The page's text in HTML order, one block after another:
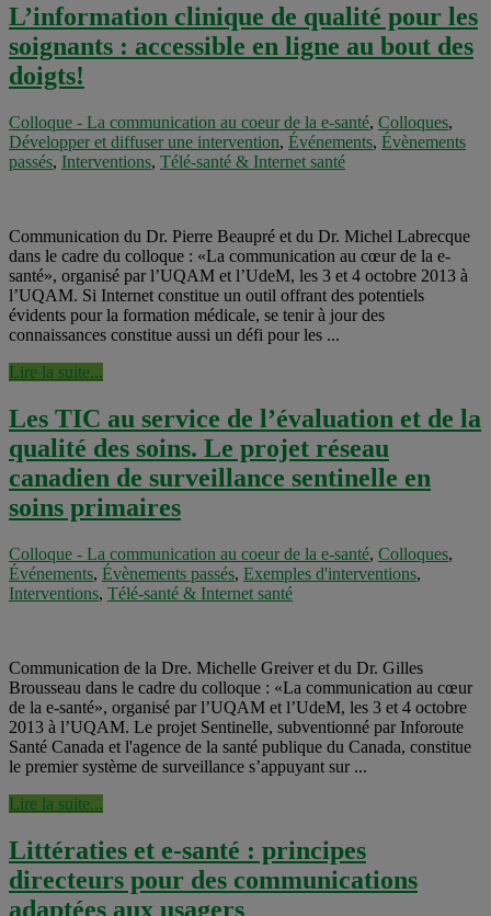
L’information clinique de qualité pour les
soignants : accessible en ligne au bout des
doigts!
Colloque - La communication au coeur de la e-santé, Colloques,
Développer et diffuser une intervention, Événements, Évènements
passés, Interventions, Télé-santé & Internet santé
Communication du Dr. Pierre Beaupré et du Dr. Michel Labrecque
dans le cadre du colloque : «La communication au cœur de la e-
santé», organisé par l’UQAM et l’UdeM, les 3 et 4 octobre 2013 à
l’UQAM. Si Internet constitue un outil offrant des potentiels
évidents pour la formation médicale, se tenir à jour des
connaissances constitue aussi un défi pour les ...
Lire la suite...
Les TIC au service de l’évaluation et de la
qualité des soins. Le projet réseau
canadien de surveillance sentinelle en
soins primaires
Colloque - La communication au coeur de la e-santé, Colloques,
Événements, Évènements passés, Exemples d'interventions,
Interventions, Télé-santé & Internet santé
Communication de la Dre. Michelle Greiver et du Dr. Gilles
Brousseau dans le cadre du colloque : «La communication au cœur
de la e-santé», organisé par l’UQAM et l’UdeM, les 3 et 4 octobre
2013 à l’UQAM. Le projet Sentinelle, subventionné par Inforoute
Santé Canada et l'agence de la santé publique du Canada, constitue
le premier système de surveillance s’appuyant sur ...
Lire la suite...
Littératies et e-santé : principes
directeurs pour des communications
adaptées aux usagers